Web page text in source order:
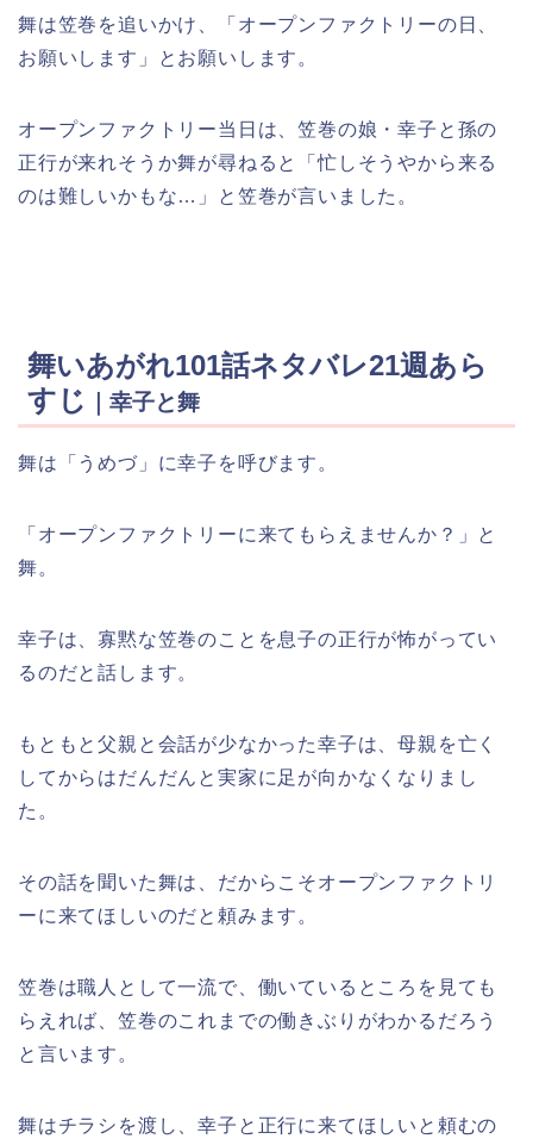
舞は笠巻を追いかけ、「オープンファクトリーの日、
お願いします」とお願いします。
オープンファクトリー当日は、笠巻の娘・幸子と孫の
正行が来れそうか舞が尋ねると「忙しそうやから来る
のは難しいかもな…」と笠巻が言いました。
舞いあがれ101話ネタバレ21週あら
すじ
｜幸子と舞
舞は「うめづ」に幸子を呼びます。
「オープンファクトリーに来てもらえませんか？」と
舞。
幸子は、寡黙な笠巻のことを息子の正行が怖がってい
るのだと話します。
もともと父親と会話が少なかった幸子は、母親を亡く
してからはだんだんと実家に足が向かなくなりまし
た。
その話を聞いた舞は、だからこそオープンファクトリ
ーに来てほしいのだと頼みます。
笠巻は職人として一流で、働いているところを見ても
らえれば、笠巻のこれまでの働きぶりがわかるだろう
と言います。
舞はチラシを渡し、幸子と正行に来てほしいと頼むの